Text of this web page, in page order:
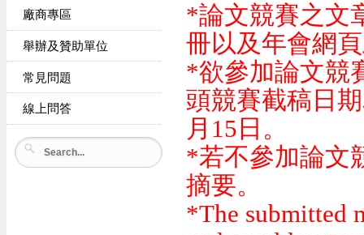
廠商專區
舉辦及贊助單位
常見問題
線上問答
*論文競賽之文
冊以及年會網
*欲參加論文競
頭競賽截稿日
月15日。
*若不參加論文
摘要。
*The submitted